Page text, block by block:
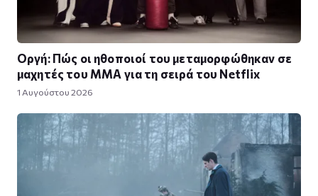
Οργή: Πώς οι ηθοποιοί του μεταμορφώθηκαν σε
μαχητές του MMA για τη σειρά του Netflix
1 Αυγούστου 2026